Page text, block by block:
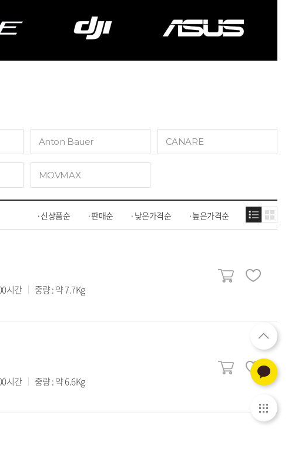
Anton Bauer CANARE
MOVMAX
신상품순 판매순 낮은가격순 높은가격순
시간
중량 : 약 7.7Kg
시간
중량 : 약 6.6Kg